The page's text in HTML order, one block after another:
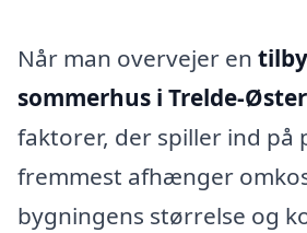
Når man overvejer en
sommerhus i Trelde-
faktorer, der spiller ind på
fremmest afhænger
bygningens størrelse og